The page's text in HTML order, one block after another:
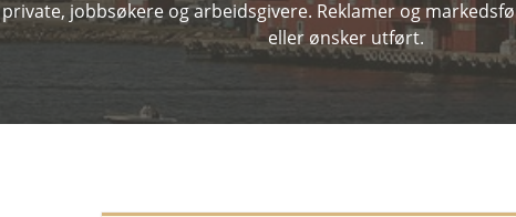
private, jobbsøkere og arbeidsgivere. Reklamer og
eller ønsker utført.